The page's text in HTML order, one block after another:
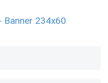
Banner 234x60